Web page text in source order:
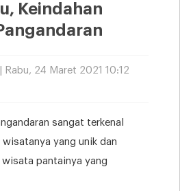
Keindahan
24 Maret 2021 10:12
sangat terkenal
yang unik dan
pantainya yang